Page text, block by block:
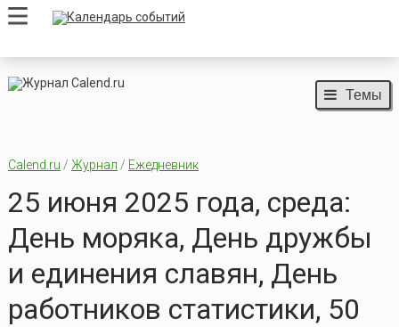
Темы
Calend.ru / Журнал / Ежедневник
25 июня 2025 года, среда:
День моряка, День дружбы
и единения славян, День
работников статистики, 50